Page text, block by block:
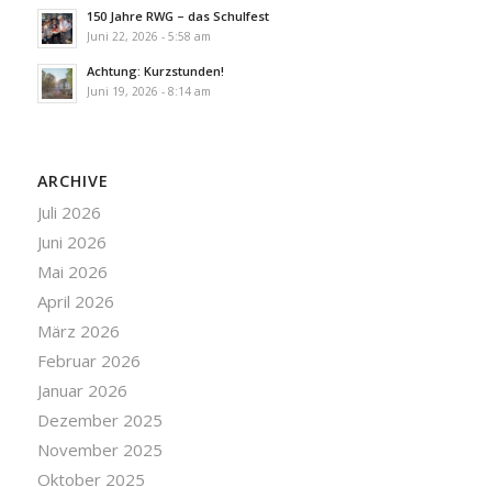
150 Jahre RWG – das Schulfest
Juni 22, 2026 - 5:58 am
Achtung: Kurzstunden!
Juni 19, 2026 - 8:14 am
ARCHIVE
Juli 2026
Juni 2026
Mai 2026
April 2026
März 2026
Februar 2026
Januar 2026
Dezember 2025
November 2025
Oktober 2025